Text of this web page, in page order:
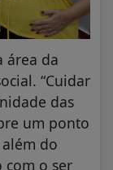
área da
“Cuidar
das
um ponto
do
com o ser